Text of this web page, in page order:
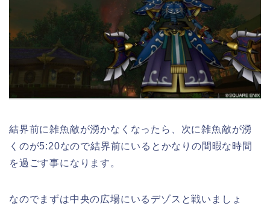
結界前に雑魚敵が湧かなくなったら、次に雑魚敵が湧
くのが5:20なので結界前にいるとかなりの間暇な時間
を過ごす事になります。
なのでまずは中央の広場にいるデゾスと戦いましょ